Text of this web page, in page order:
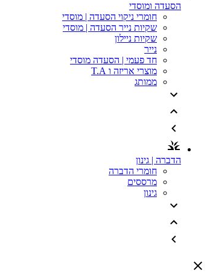
הסעדה ומוסדי
חומרי ניקוי הסעדה | מוסדי
שקיות נייר הסעדה | מוסדי
שקיות ניילון
נייר
חד פעמי | הסעדה מוסדי
מוצרי אריזה ו T.A
ממותג
הדברה | גינון
חומרי הדברה
מרססים
גינון